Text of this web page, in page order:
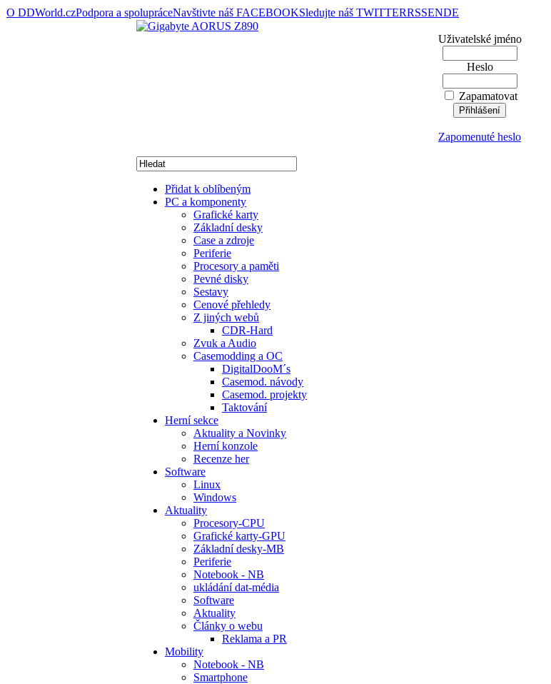
O DDWorld.czPodpora a spolupráceNavštivte náš FACEBOOKSledujte náš TWITTERRSSENDE
Uživatelské jméno
Heslo
Zapamatovat
Zapomenuté heslo
Přidat k oblíbeným
PC a komponenty
Grafické karty
Základní desky
Case a zdroje
Periferie
Procesory a paměti
Pevné disky
Sestavy
Cenové přehledy
Z jiných webů
CDR-Hard
Zvuk a Audio
Casemodding a OC
DigitalDooM´s
Casemod. návody
Casemod. projekty
Taktování
Herní sekce
Aktuality a Novinky
Herní konzole
Recenze her
Software
Linux
Windows
Aktuality
Procesory-CPU
Grafické karty-GPU
Základní desky-MB
Periferie
Notebook - NB
ukládání dat-média
Software
Aktuality
Články o webu
Reklama a PR
Mobility
Notebook - NB
Smartphone